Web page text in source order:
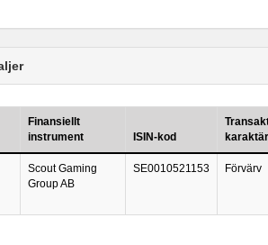
Finansiellt
instrument
ISIN-kod
karaktär
Scout Gaming
Group AB
SE0010521153 Förvärv